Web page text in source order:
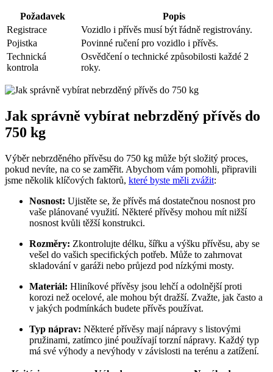
Požadavek
Popis
Registrace
Vozidlo i přívěs musí být řádně registrovány.
Pojistka
Povinné ručení pro vozidlo i přívěs.
Technická
kontrola
Osvědčení o technické způsobilosti každé 2
roky.
Jak správně vybírat nebrzděný přívěs do
750 kg
Výběr nebrzděného přívěsu do 750 kg může být složitý proces,
pokud nevíte, na co se zaměřit. Abychom vám pomohli, připravili
jsme několik klíčových faktorů, které byste měli zvážit:
Nosnost: Ujistěte se, že přívěs má dostatečnou nosnost pro
vaše plánované využití. Některé přívěsy mohou mít nižší
nosnost kvůli těžší konstrukci.
Rozměry: Zkontrolujte délku, šířku a výšku přívěsu, aby se
vešel do vašich specifických potřeb. Může to zahrnovat
skladování v garáži nebo průjezd pod nízkými mosty.
Materiál: Hliníkové přívěsy jsou lehčí a odolnější proti
korozi než ocelové, ale mohou být dražší. Zvažte, jak často a
v jakých podmínkách budete přívěs používat.
Typ náprav: Některé přívěsy mají nápravy s listovými
pružinami, zatímco jiné používají torzní nápravy. Každý typ
má své výhody a nevýhody v závislosti na terénu a zatížení.